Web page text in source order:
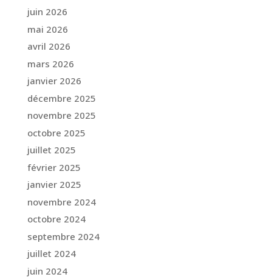
juin 2026
mai 2026
avril 2026
mars 2026
janvier 2026
décembre 2025
novembre 2025
octobre 2025
juillet 2025
février 2025
janvier 2025
novembre 2024
octobre 2024
septembre 2024
juillet 2024
juin 2024